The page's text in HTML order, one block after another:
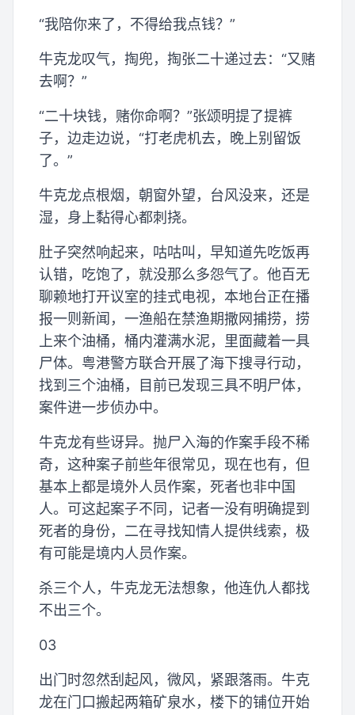
“我陪你来了，不得给我点钱？”
牛克龙叹气，掏兜，掏张二十递过去：“又赌
去啊？”
“二十块钱，赌你命啊？”张颂明提了提裤
子，边走边说，“打老虎机去，晚上别留饭
了。”
牛克龙点根烟，朝窗外望，台风没来，还是
湿，身上黏得心都刺挠。
肚子突然响起来，咕咕叫，早知道先吃饭再
认错，吃饱了，就没那么多怨气了。他百无
聊赖地打开议室的挂式电视，本地台正在播
报一则新闻，一渔船在禁渔期撒网捕捞，捞
上来个油桶，桶内灌满水泥，里面藏着一具
尸体。粤港警方联合开展了海下搜寻行动，
找到三个油桶，目前已发现三具不明尸体，
案件进一步侦办中。
牛克龙有些讶异。抛尸入海的作案手段不稀
奇，这种案子前些年很常见，现在也有，但
基本上都是境外人员作案，死者也非中国
人。可这起案子不同，记者一没有明确提到
死者的身份，二在寻找知情人提供线索，极
有可能是境内人员作案。
杀三个人，牛克龙无法想象，他连仇人都找
不出三个。
03
出门时忽然刮起风，微风，紧跟落雨。牛克
龙在门口搬起两箱矿泉水，楼下的铺位开始